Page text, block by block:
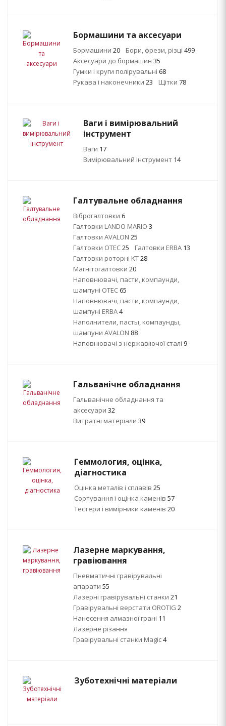
Бормашини та аксесуари
Бормашини 20 Бори, фрези, різці 499
Аксесуари до бормашин 35
Гумки і круги полірувальні 68
Рукава і наконечники 23 Щітки 78
Ваги і вимірювальний
інструмент
Ваги 17
Вимірювальний інструмент 14
Галтувальне обладнання
Віброгалтовки 6
Галтовки LANDO MARIO 3
Галтовки AVALON 25
Галтовки OTEC25 Галтовки ERBA 13
Галтовки роторні KT28
Магнітогалтовки 20
Наповнювачі, пасти, компаунди,
шампуні OTEC 65
Наповнювачі, пасти, компаунди,
шампуні ERBA4
Наполнители, пасты, компаунды,
шампуни AVALON 88
Наповнювачі з нержавіючої сталі 9
Гальванічне обладнання
Гальванічне обладнання та
аксесуари 32
Витратні матеріали 39
Геммология, оцінка,
діагностика
Оцінка металів і сплавів 25
Сортування і оцінка каменів 57
Тестери і вимірники каменів 20
Лазерне маркування,
гравіювання
Пневматичні гравірувальні
апарати 55
Лазерні гравірувальні станки 21
Гравірувальні верстати OROTIG 2
Нанесення алмазної грані 11
Лазерне різання
Гравірувальні станки Magic4
Зуботехнічні матеріали